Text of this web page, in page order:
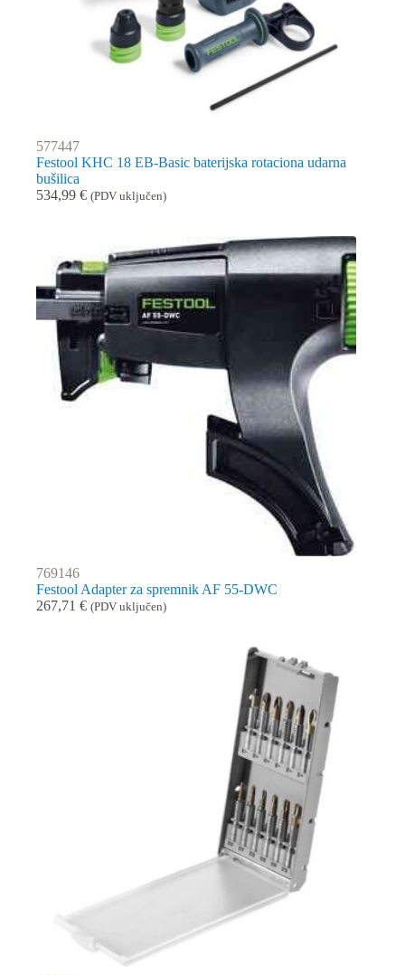
577447
Festool KHC 18 EB-Basic baterijska rotaciona udarna
bušilica
534,99 € (PDV uključen)
769146
Festool Adapter za spremnik AF 55-DWC
267,71 € (PDV uključen)